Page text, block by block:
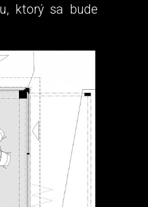
ktorý sa bude